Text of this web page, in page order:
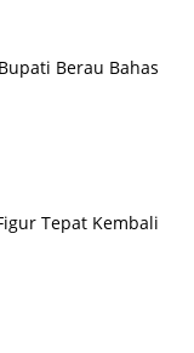
Berau Bahas
Tepat Kembali